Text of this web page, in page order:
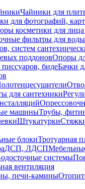
Чайники для
для фотографий,
косметики для лица
фильтры для воды
систем
поддоновОпоры
бидеБачки
для сантехники
машиныТрубы,
Штукатурки
блокиТротуарная
ДСП, ЛДСП
системы
вентиляция
печи-камины